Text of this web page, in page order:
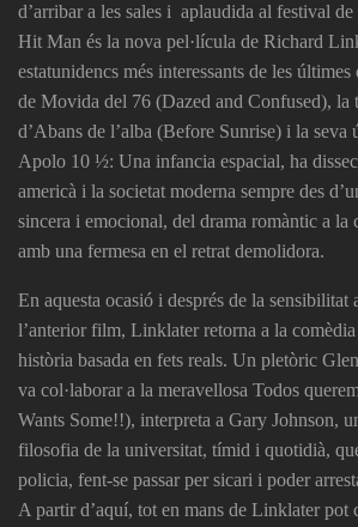
d’arribar a les sales i aplaudida al festival
Hit Man és la nova pel·lícula de Richard
estatunidencs més interessants de les
de Movida del 76 (Dazed and Confused), la
d’Abans de l’alba (Before Sunrise) i la seva
Apolo 10 ½: Una infancia espacial, ha
americà i la societat moderna sempre des
sincera i emocional, del drama romàntic a la
amb una fermesa en el retrat demolidora.
En aquesta ocasió i després de la sensibilitat
l’anterior film, Linklater retorna a la comèdia
història basada en fets reals. Un pletòric
va col·laborar a la meravellosa Todos
Wants Some!!), interpreta a Gary Johnson,
filosofia de la universitat, tímid i quotidià,
policia, fent-se passar per sicari i poder
A partir d’aquí, tot en mans de Linklater pot